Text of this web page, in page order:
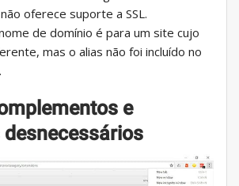
oferece suporte a SSL.
de domínio é para um site cujo
mas o alias não foi incluído no
e